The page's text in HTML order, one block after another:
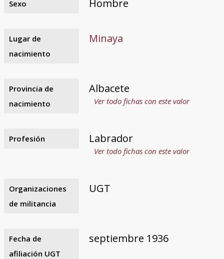
Sexo Hombre
Lugar de
nacimiento
Minaya
Provincia de
nacimiento
Albacete
Ver todo fichas con este valor
Profesión Labrador
Ver todo fichas con este valor
Organizaciones
de militancia
UGT
Fecha de
afiliación UGT
septiembre 1936